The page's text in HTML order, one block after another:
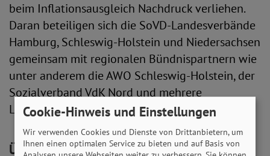
beim Inflationsausgleich Nachdruck verliehen.
Daran beteiligen sich die SoVD-Landesverbände
Hamburg, Schleswig-Holstein und Niedersachsen
gemeinsam mit regionalen Bündnispartnern wie
unter anderem die AWO Schleswig-Holstein, der
Sozialverband VdK Nord und mehrere
Landesseniorenverbände.
Über 250.000 Unterschriften für
Cookie-Hinweis und Einstellungen
Wir verwenden Cookies und Dienste von Drittanbietern, um
Ihnen einen optimalen Service zu bieten und auf Basis von